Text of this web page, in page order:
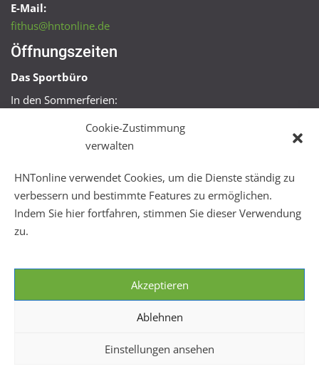
Cookie-Zustimmung
verwalten
HNTonline verwendet Cookies, um die Dienste ständig zu
verbessern und bestimmte Features zu ermöglichen.
Indem Sie hier fortfahren, stimmen Sie dieser Verwendung
zu.
Akzeptieren
Ablehnen
Einstellungen ansehen
E-Mail:
fithus@hntonline.de
Öffnungszeiten
Das Sportbüro
In den Sommerferien:
Mo + Mi 16:00 – 18:00 Uhr
Mo – Fr 08:00 – 22:00 Uhr
Sa + So 10:00 – 18:00 Uhr